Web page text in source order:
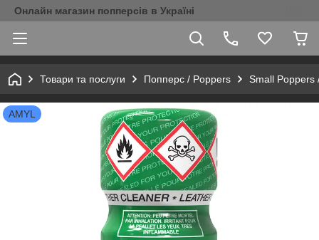
Онлайн магазин попперсів в Україні
Товари та послуги Попперс / Poppers Small Poppers
AMYL